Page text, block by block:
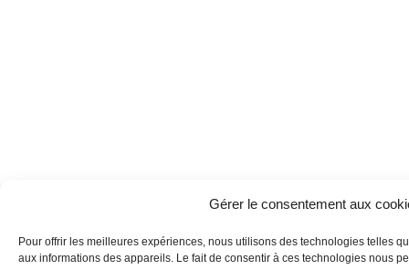
Gérer le consentement aux
Pour offrir les meilleures expériences, nous utilisons des technologies telles
aux informations des appareils. Le fait de consentir à ces technologies nous